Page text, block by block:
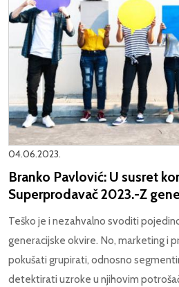
04.06.2023.
Branko Pavlović: U susret
Superprodavač 2023.-Z
Teško je i nezahvalno svoditi
generacijske okvire. No, marketing i
pokušati grupirati, odnosno
detektirati uzroke u njihovim